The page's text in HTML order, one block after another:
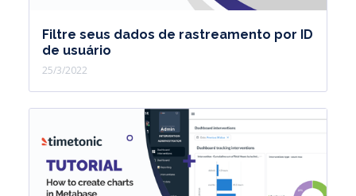
Filtre seus dados de rastreamento por ID
de usuário
25/3/2022